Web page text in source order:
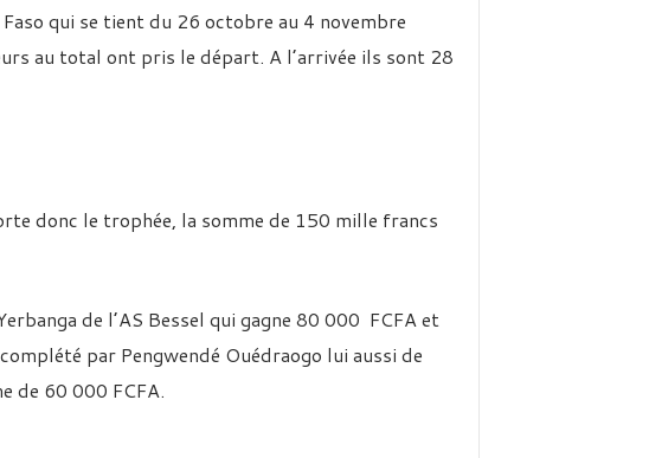
qui se tient du 26 octobre au 4 novembre
au total ont pris le départ. A l’arrivée ils sont 28
donc le trophée, la somme de 150 mille francs
de l’AS Bessel qui gagne 80 000 FCFA et
par Pengwendé Ouédraogo lui aussi de
de 60 000 FCFA.